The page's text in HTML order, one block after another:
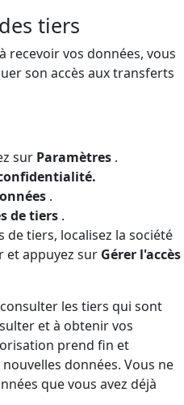
tiers
recevoir vos données, vous
son accès aux transferts
sur Paramètres .
.
de tiers .
de tiers, localisez la société
et appuyez sur Gérer l'accès
les tiers qui sont
et à obtenir vos
prend fin et
données. Vous ne
que vous avez déjà